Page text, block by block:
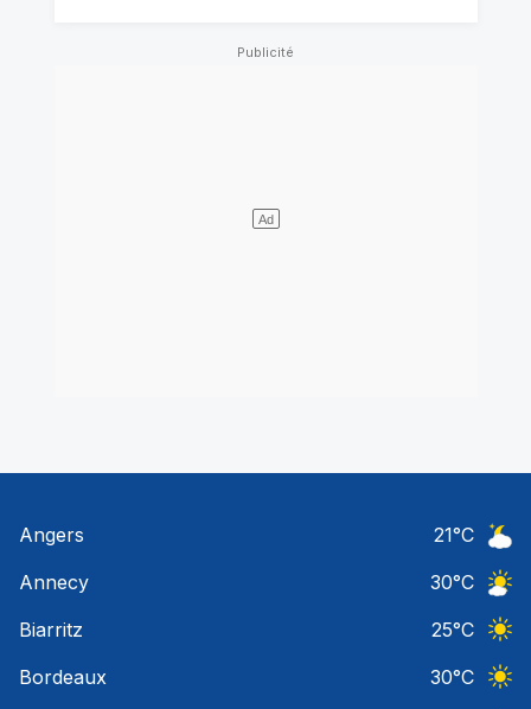
Angers 21°C
Annecy
30°C
Biarritz
25°C
Bordeaux
30°C